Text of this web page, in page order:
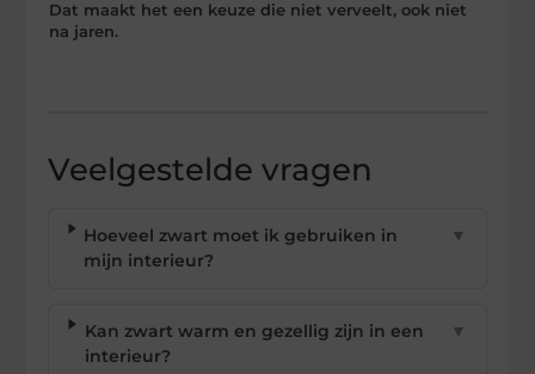
Dat maakt het een keuze die niet verveelt, ook niet
na jaren.
Veelgestelde vragen
Hoeveel zwart moet ik gebruiken in
mijn interieur?
▼
Kan zwart warm en gezellig zijn in een
interieur?
▼